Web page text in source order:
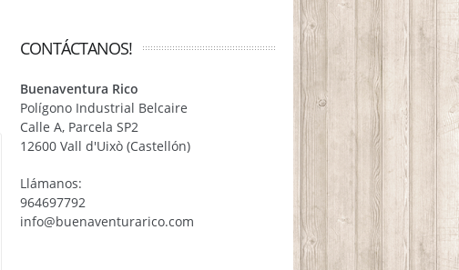
CONTÁCTANOS!
Buenaventura Rico
Polígono Industrial Belcaire
Calle A, Parcela SP2
12600 Vall d'Uixò (Castellón)
Llámanos:
964697792
info@buenaventurarico.com